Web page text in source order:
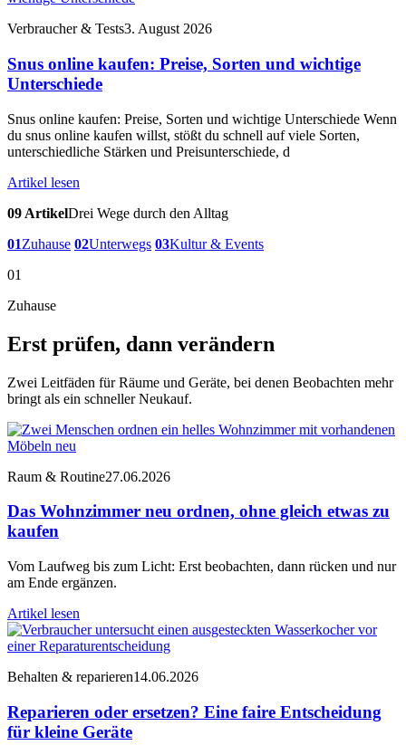
Verbraucher & Tests3. August 2026
Snus online kaufen: Preise, Sorten und wichtige
Unterschiede
Snus online kaufen: Preise, Sorten und wichtige Unterschiede Wenn
du snus online kaufen willst, stößt du schnell auf viele Sorten,
unterschiedliche Stärken und Preisunterschiede, d
Artikel lesen
09 ArtikelDrei Wege durch den Alltag
01Zuhause 02Unterwegs 03Kultur & Events
01
Zuhause
Erst prüfen, dann verändern
Zwei Leitfäden für Räume und Geräte, bei denen Beobachten mehr
bringt als ein schneller Neukauf.
Raum & Routine27.06.2026
Das Wohnzimmer neu ordnen, ohne gleich etwas zu
kaufen
Vom Laufweg bis zum Licht: Erst beobachten, dann rücken und nur
am Ende ergänzen.
Artikel lesen
Behalten & reparieren14.06.2026
Reparieren oder ersetzen? Eine faire Entscheidung
für kleine Geräte